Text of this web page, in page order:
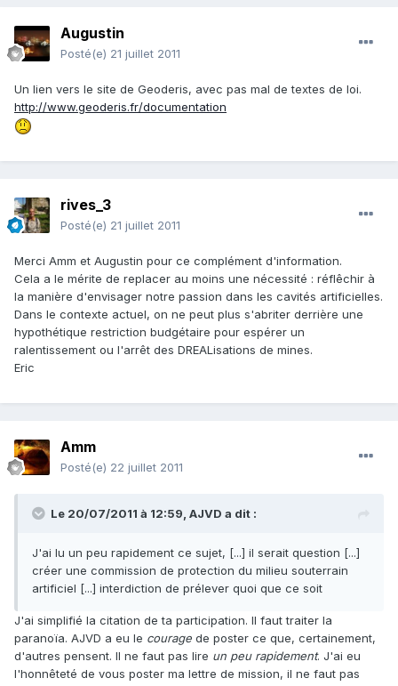
Augustin
Posté(e) 21 juillet 2011
Un lien vers le site de Geoderis, avec pas mal de textes de loi.
http://www.geoderis.fr/documentation
rives_3
Posté(e) 21 juillet 2011
Merci Amm et Augustin pour ce complément d'information.
Cela a le mérite de replacer au moins une nécessité : réflêchir à
la manière d'envisager notre passion dans les cavités artificielles.
Dans le contexte actuel, on ne peut plus s'abriter derrière une
hypothétique restriction budgétaire pour espérer un
ralentissement ou l'arrêt des DREALisations de mines.
Eric
Amm
Posté(e) 22 juillet 2011
Le 20/07/2011 à 12:59, AJVD a dit :
J'ai lu un peu rapidement ce sujet, [...] il serait question [...]
créer une commission de protection du milieu souterrain
artificiel [...] interdiction de prélever quoi que ce soit
J'ai simplifié la citation de ta participation. Il faut traiter la
paranoïa. AJVD a eu le courage de poster ce que, certainement,
d'autres pensent. Il ne faut pas lire un peu rapidement. J'ai eu
l'honnêteté de vous poster ma lettre de mission, il ne faut pas